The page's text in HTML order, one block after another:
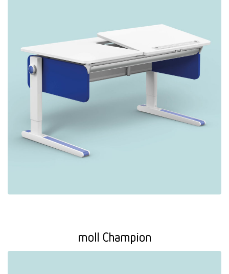
moll Champion